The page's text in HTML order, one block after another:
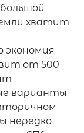
хватит
от 500
варианты
нередко